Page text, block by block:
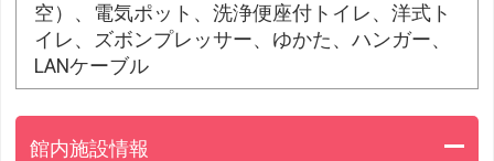
空）、電気ポット、洗浄便座付トイレ、洋式ト
イレ、ズボンプレッサー、ゆかた、ハンガー、
LANケーブル
館内施設情報